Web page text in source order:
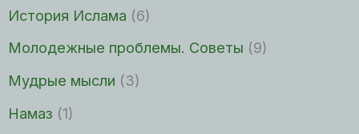
История Ислама (6)
Молодежные проблемы. Советы (9)
Мудрые мысли (3)
Намаз (1)